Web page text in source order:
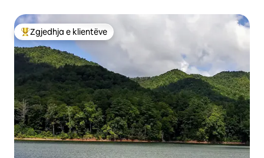
Më të mirat e zgjedhjeve të klientëve
Zgjedhja e klientëve